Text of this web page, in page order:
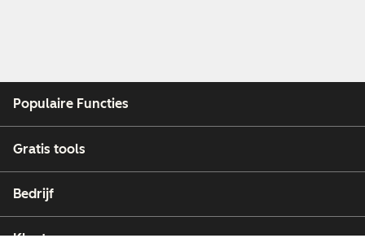
Populaire Functies
Gratis tools
Bedrijf
Klanten